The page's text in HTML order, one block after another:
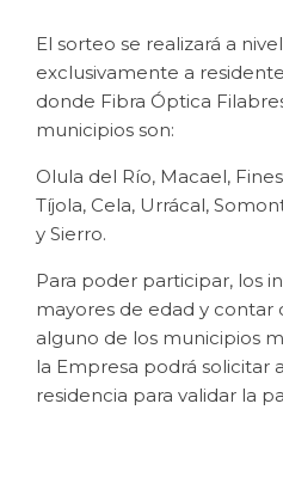
El sorteo se realizará a
exclusivamente a
donde Fibra Óptica
municipios son:
Olula del Río, Macael,
Tíjola, Cela, Urrácal,
y Sierro.
Para poder participar, los
mayores de edad y contar
alguno de los municipios
la Empresa podrá solicitar
residencia para validar la